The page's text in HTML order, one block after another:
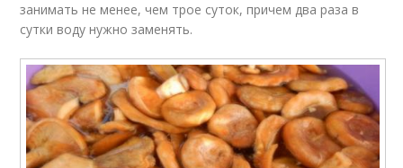
занимать не менее, чем трое суток, причем два раза в
сутки воду нужно заменять.